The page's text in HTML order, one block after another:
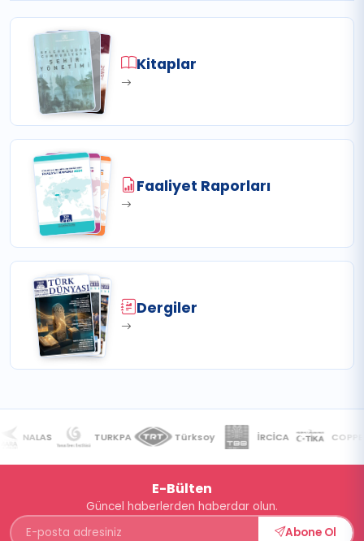
Kitaplar
Faaliyet Raporları
Dergiler
NALAS TURKPA Türksoy İRCİCA COPPEM
E-Bülten
Güncel haberlerden haberdar olun.
Abone Ol